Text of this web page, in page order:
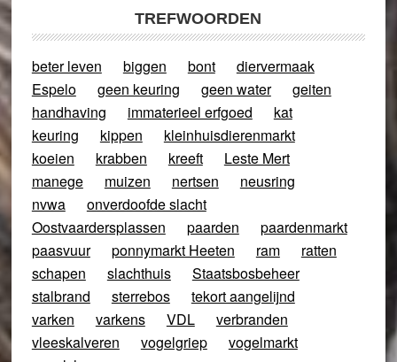
TREFWOORDEN
beter leven biggen bont
diervermaak
Espelo
geen keuring geen water
geiten
handhaving
immaterieel erfgoed
kat
keuring
kippen
kleinhuisdierenmarkt
koeien
krabben kreeft
Leste Mert
manege
muizen nertsen
neusring
nvwa
onverdoofde slacht
Oostvaardersplassen
paarden
paardenmarkt
paasvuur
ponnymarkt Heeten ram
ratten
schapen
slachthuis
Staatsbosbeheer
stalbrand
sterrebos
tekort aangelijnd
varken
varkens VDL
verbranden
vleeskalveren
vogelgriep
vogelmarkt